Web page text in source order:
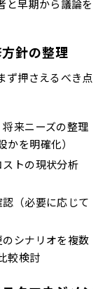
と早期から議論を
針の整理
ず押さえるべき点
来ニーズの整理
かを明確化）
トの現状分析
（必要に応じて
シナリオを複数
較検討